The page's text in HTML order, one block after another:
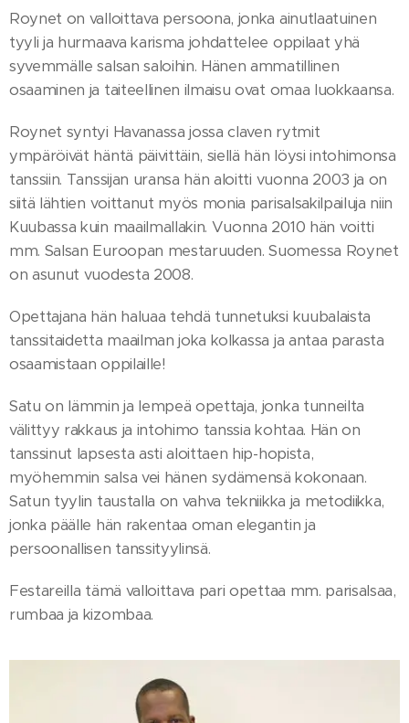
Roynet on valloittava persoona, jonka ainutlaatuinen
tyyli ja hurmaava karisma johdattelee oppilaat yhä
syvemmälle salsan saloihin. Hänen ammatillinen
osaaminen ja taiteellinen ilmaisu ovat omaa luokkaansa.
Roynet syntyi Havanassa jossa claven rytmit
ympäröivät häntä päivittäin, siellä hän löysi intohimonsa
tanssiin. Tanssijan uransa hän aloitti vuonna 2003 ja on
siitä lähtien voittanut myös monia parisalsakilpailuja niin
Kuubassa kuin maailmallakin. Vuonna 2010 hän voitti
mm. Salsan Euroopan mestaruuden. Suomessa Roynet
on asunut vuodesta 2008.
Opettajana hän haluaa tehdä tunnetuksi kuubalaista
tanssitaidetta maailman joka kolkassa ja antaa parasta
osaamistaan oppilaille!
Satu on lämmin ja lempeä opettaja, jonka tunneilta
välittyy rakkaus ja intohimo tanssia kohtaa. Hän on
tanssinut lapsesta asti aloittaen hip-hopista,
myöhemmin salsa vei hänen sydämensä kokonaan.
Satun tyylin taustalla on vahva tekniikka ja metodiikka,
jonka päälle hän rakentaa oman elegantin ja
persoonallisen tanssityylinsä.
Festareilla tämä valloittava pari opettaa mm. parisalsaa,
rumbaa ja kizombaa.